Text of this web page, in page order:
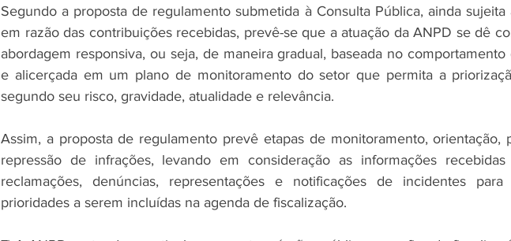
Segundo a proposta de regulamento submetida à Consulta Pública, ainda sujeita
em razão das contribuições recebidas, prevê-se que a atuação da ANPD se dê
abordagem responsiva, ou seja, de maneira gradual, baseada no
e alicerçada em um plano de monitoramento do setor que permita a
segundo seu risco, gravidade, atualidade e relevância.
Assim, a proposta de regulamento prevê etapas de monitoramento, orientação,
repressão de infrações, levando em consideração as informações
reclamações, denúncias, representações e notificações de incidentes para
prioridades a serem incluídas na agenda de fiscalização.